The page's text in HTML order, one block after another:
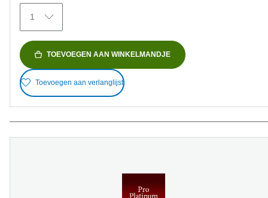
1
TOEVOEGEN AAN WINKELMANDJE
Toevoegen aan verlanglijst